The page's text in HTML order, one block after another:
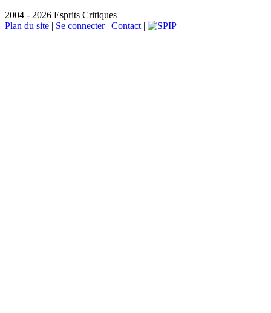
2004 - 2026 Esprits Critiques
Plan du site | Se connecter| Contact |